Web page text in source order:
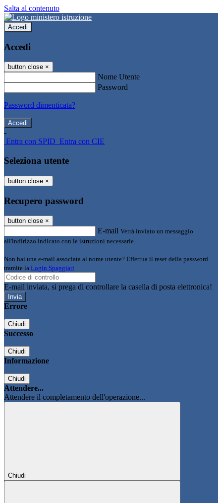
Salta al contenuto
Accedi
Accedi
button close ×
Nome Utente
Password
Password dimenticata?
-
Entra con SPID Entra con CIE
Seleziona utente
button close ×
Recupero password
button close ×
E-mail Verrà inviato un messaggio
all'indirizzo indicato con le istruzioni necessarie.
Non hai una e-mail associata al nome utente? Effettua il reset della password
tramite la Login Spaggiari
E-mail inviata, si prega di controllare la casella di posta elettronica!
Errore
Chiudi
Successo
Chiudi
Informazione
Chiudi
Attendere...
Attendere il completamento dell'operazione...
Chiudi